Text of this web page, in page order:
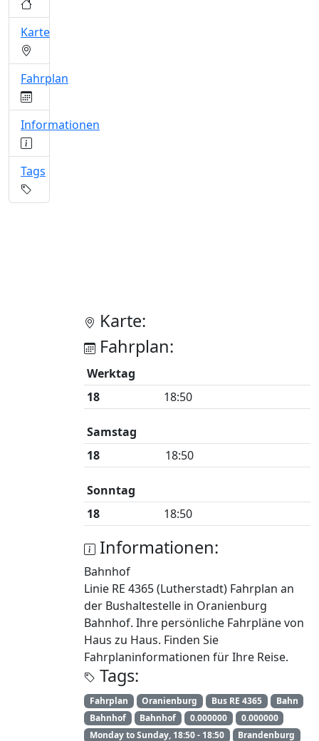
Karte:
Fahrplan:
Werktag
18
18:50
Samstag
18
18:50
Sonntag
18
18:50
Informationen:
Bahnhof
Linie RE 4365 (Lutherstadt) Fahrplan an
der Bushaltestelle in Oranienburg
Bahnhof. Ihre persönliche Fahrpläne von
Haus zu Haus. Finden Sie
Fahrplaninformationen für Ihre Reise.
Tags:
Fahrplan Oranienburg Bus RE 4365
Bahn
Bahnhof
Bahnhof 0.000000
0.000000
Monday to Sunday, 18:50 - 18:50
Brandenburg
Karte
Fahrplan
Informationen
Tags